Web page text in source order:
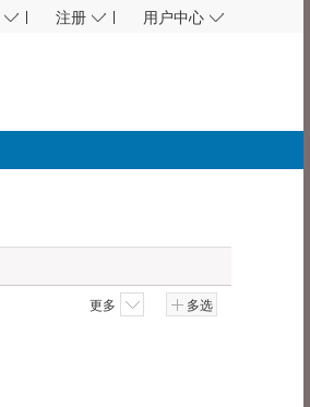
◇ 注册 ◇ 用户中心 ◇
更多 多选